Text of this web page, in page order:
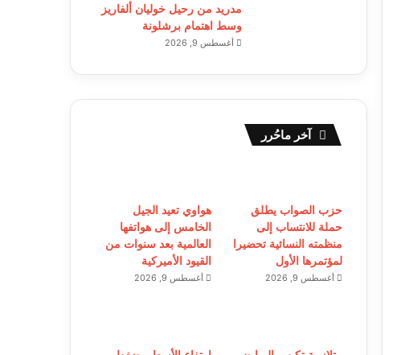
مدريد من رحيل خوليان ألفاريز
وسط اهتمام برشلونة
أغسطس 9, 2026
آخر ماحُرر
حزب الصواب يطلق
حملة للانتساب إلى
منظمته النسائية تحضيرا
لمؤتمرها الأول
أغسطس 9, 2026
هواوي تعيد الجيل
الخامس إلى هواتفها
العالمية بعد سنوات من
القيود الأميركية
أغسطس 9, 2026